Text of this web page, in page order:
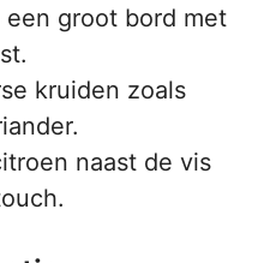
een groot bord met
kruiden zoals
naast de vis